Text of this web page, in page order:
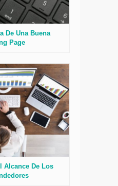
De Una Buena
Page
Alcance De Los